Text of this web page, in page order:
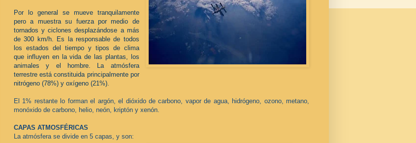
Por lo general se mueve tranquilamente
pero a muestra su fuerza por medio de
tornados y ciclones desplazándose a más
de 300 km/h. Es la responsable de todos
los estados del tiempo y tipos de clima
que influyen en la vida de las plantas, los
animales y el hombre. La atmósfera
terrestre está constituida principalmente por
nitrógeno (78%) y oxígeno (21%).
El 1% restante lo forman el argón, el dióxido de carbono, vapor de agua, hidrógeno, ozono, metano,
monóxido de carbono, helio, neón, kriptón y xenón.
CAPAS ATMOSFÉRICAS
La atmósfera se divide en 5 capas, y son: